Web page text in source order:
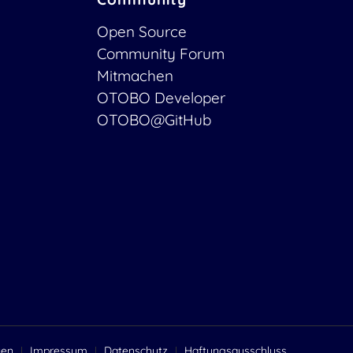
Open Source
Community Forum
Mitmachen
OTOBO Developer
OTOBO@GitHub